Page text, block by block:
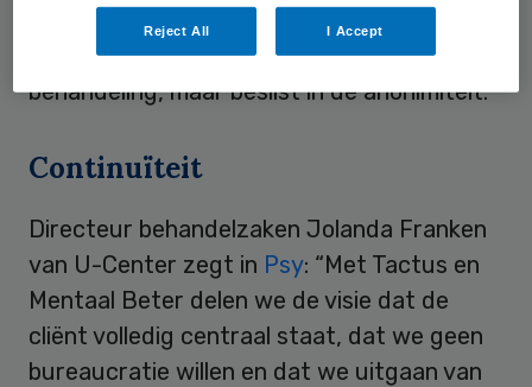
publieke functie, zoals rechters, medici en
lokale bestuurders. Zij willen vaak wel een
behandeling, maar beslist in de anonimiteit.
Continuïteit
Directeur behandelzaken Jolanda Franken
van U-Center zegt in Psy: “Met Tactus en
Mentaal Beter delen we de visie dat de
cliënt volledig centraal staat, dat we geen
bureaucratie willen en dat we uitgaan van
Reject All I Accept